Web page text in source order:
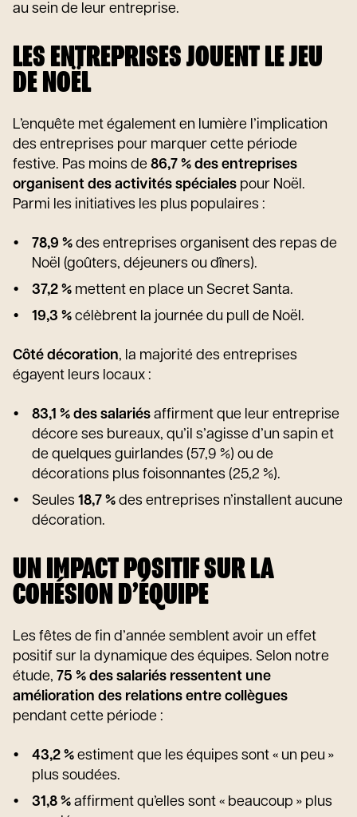
au sein de leur entreprise.
LES ENTREPRISES JOUENT LE JEU
DE NOËL
L’enquête met également en lumière l’implication
des entreprises pour marquer cette période
festive. Pas moins de 86,7 % des entreprises
organisent des activités spéciales pour Noël.
Parmi les initiatives les plus populaires :
78,9 % des entreprises organisent des repas de
Noël (goûters, déjeuners ou dîners).
37,2 % mettent en place un Secret Santa.
19,3 % célèbrent la journée du pull de Noël.
Côté décoration, la majorité des entreprises
égayent leurs locaux :
83,1 % des salariés affirment que leur entreprise
décore ses bureaux, qu’il s’agisse d’un sapin et
de quelques guirlandes (57,9 %) ou de
décorations plus foisonnantes (25,2 %).
Seules 18,7 % des entreprises n’installent aucune
décoration.
UN IMPACT POSITIF SUR LA
COHÉSION D’ÉQUIPE
Les fêtes de fin d’année semblent avoir un effet
positif sur la dynamique des équipes. Selon notre
étude, 75 % des salariés ressentent une
amélioration des relations entre collègues
pendant cette période :
43,2 % estiment que les équipes sont « un peu »
plus soudées.
31,8 % affirment qu’elles sont « beaucoup » plus